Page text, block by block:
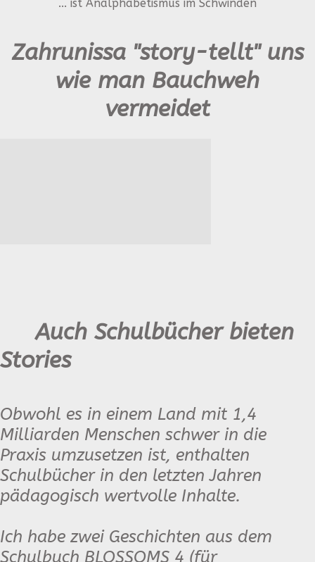
... ist Analphabetismus im Schwinden
Zahrunissa "story-tellt" uns
wie man Bauchweh
vermeidet
Auch Schulbücher bieten
Stories
Obwohl es in einem Land mit 1,4
Milliarden Menschen schwer in die
Praxis umzusetzen ist, enthalten
Schulbücher in den letzten Jahren
pädagogisch wertvolle Inhalte.
Ich habe zwei Geschichten aus dem
Schulbuch BLOSSOMS 4 (für